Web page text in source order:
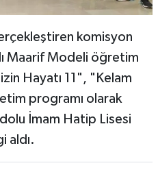
komisyon
Maarif Modeli öğretim
Hayatı 11", "Kelam
programı olarak
İmam Hatip Lisesi
aldı.